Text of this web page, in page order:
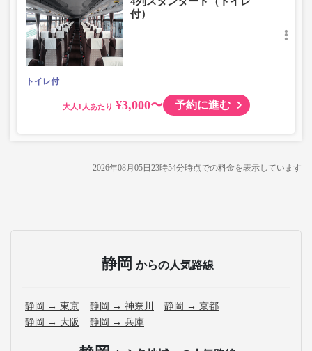
付）
トイレ付
大人 ¥3,000〜 予約に進む
2026年08月05日23時54分時点での料金を表示しています
静岡 からの人気路線
静岡 → 東京 静岡 → 神奈川
静岡 → 京都
静岡 → 大阪
静岡 → 兵庫